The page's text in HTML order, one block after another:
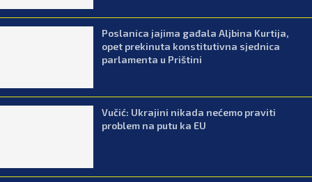
Poslanica jajima gađala Aljbina Kurtija,
opet prekinuta konstitutivna sjednica
parlamenta u Prištini
Vučić: Ukrajini nikada nećemo praviti
problem na putu ka EU